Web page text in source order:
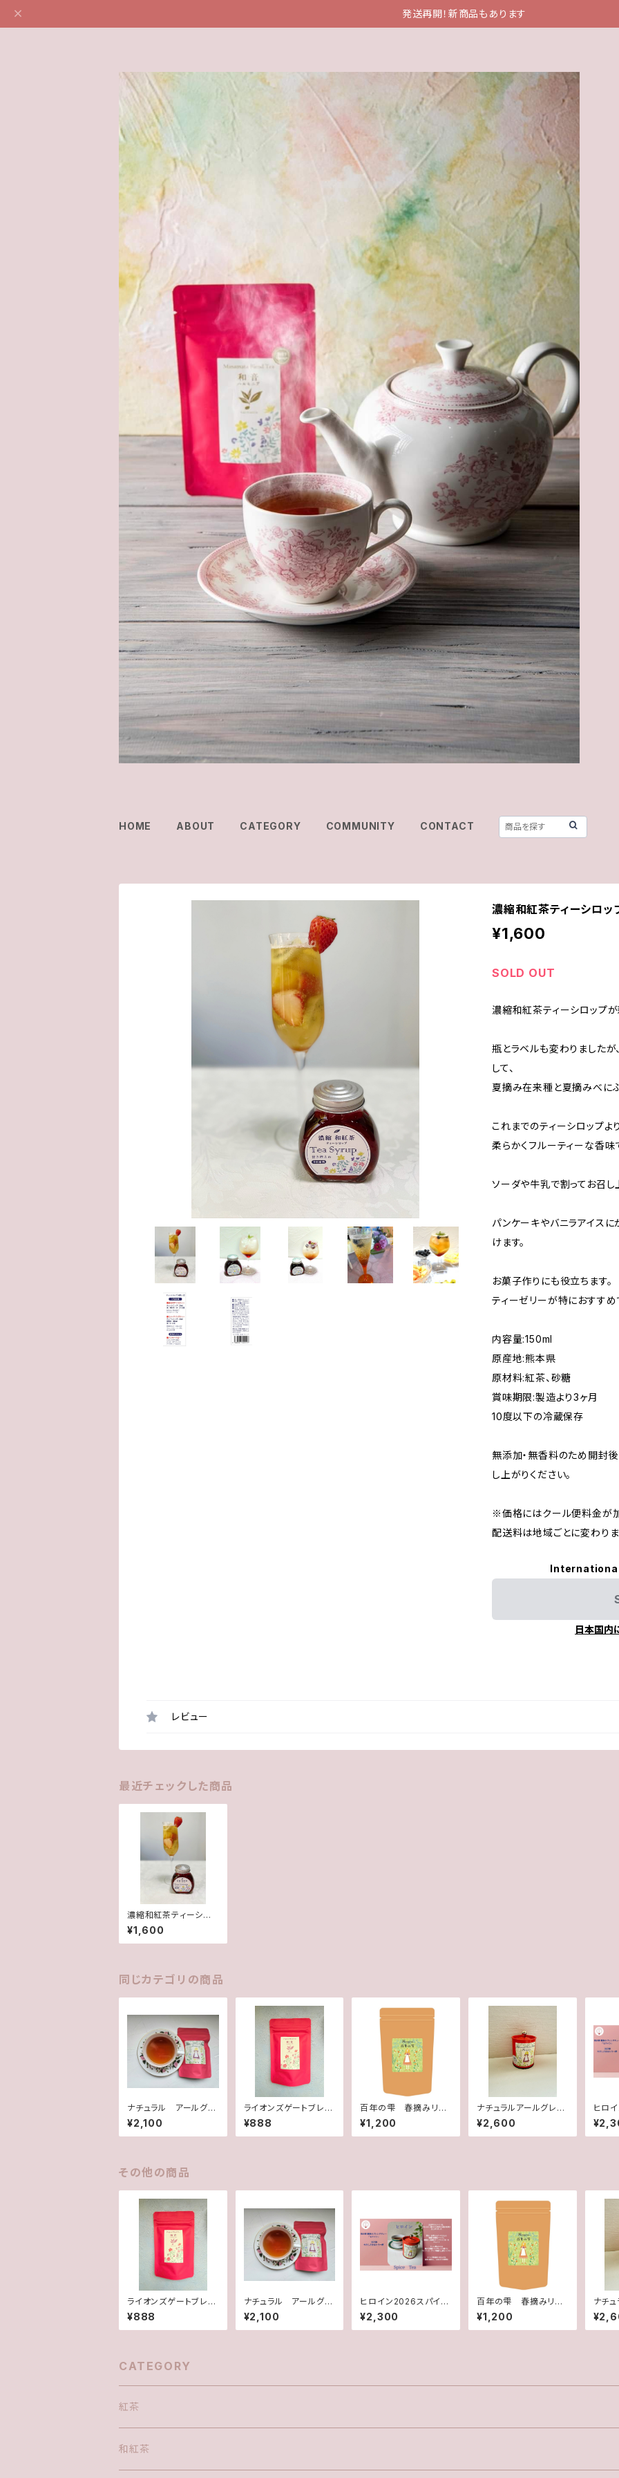
発送再開！新商品もあります
HOME ABOUT CATEGORY COMMUNITY CONTACT
濃縮和紅茶ティーシロッ
¥1,600
SOLD OUT
濃縮和紅茶ティーシロップ
瓶とラベルも変わりましたが
して、
夏摘み在来種と夏摘みべに
これまでのティーシロップよ
柔らかくフルーティーな香味
ソーダや牛乳で割ってお召し
パンケーキやバニラアイス
けます。
お菓子作りにも役立ちます。
ティーゼリーが特におすすめ
内容量:150ml
原産地:熊本県
原材料:紅茶、砂糖
賞味期限:製造より3ヶ月
10度以下の冷蔵保存
無添加・無香料のため開封
し上がりください。
※価格にはクール便料金が
配送料は地域ごとに変わりま
日本国内
レビュー
最近チェックした商品
濃縮和紅茶ティーシロ
ップ
¥1,600
同じカテゴリの商品
ナチュラル アールグレ
イ ヒロイン
¥2,100
ライオンズゲートブレン
ド 和音ハルモニア
¥888
百年の雫 春摘みリー
フ
¥1,200
ナチュラルアールグレ
イ 朱缶
¥2,600
ヒロ
ティー
その他の商品
ライオンズゲートブレン
ド 和音ハルモニア
¥888
ナチュラル アールグレ
イ ヒロイン
¥2,100
ヒロイン2026スパイス
ティー
¥2,300
百年の雫 春摘みリー
フ
¥1,200
ナチ
イ 朱
CATEGORY
紅茶
和紅茶